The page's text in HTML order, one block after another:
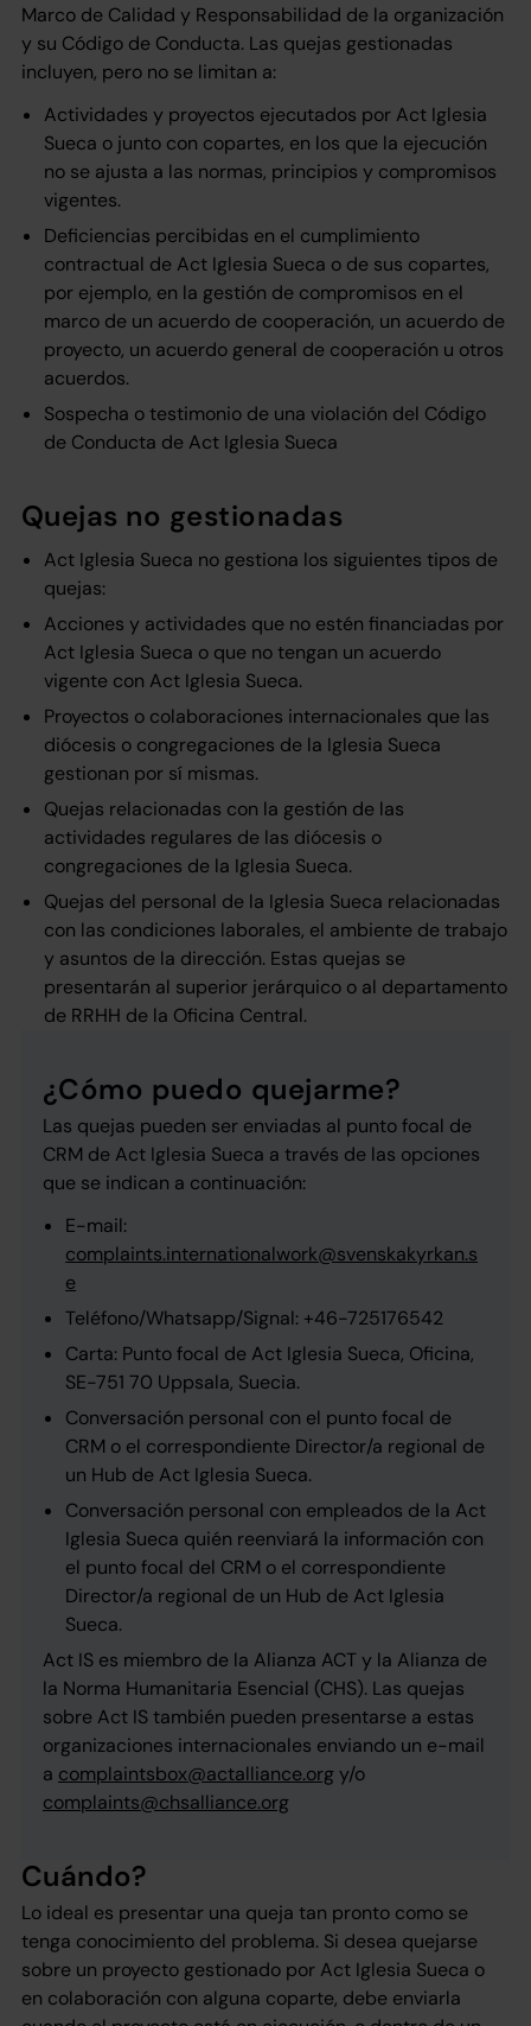
Marco de Calidad y Responsabilidad de la organización
y su Código de Conducta. Las quejas gestionadas
incluyen, pero no se limitan a:
Actividades y proyectos ejecutados por Act Iglesia
Sueca o junto con copartes, en los que la ejecución
no se ajusta a las normas, principios y compromisos
vigentes.
Deficiencias percibidas en el cumplimiento
contractual de Act Iglesia Sueca o de sus copartes,
por ejemplo, en la gestión de compromisos en el
marco de un acuerdo de cooperación, un acuerdo de
proyecto, un acuerdo general de cooperación u otros
acuerdos.
Sospecha o testimonio de una violación del Código
de Conducta de Act Iglesia Sueca
Quejas no gestionadas
Act Iglesia Sueca no gestiona los siguientes tipos de
quejas:
Acciones y actividades que no estén financiadas por
Act Iglesia Sueca o que no tengan un acuerdo
vigente con Act Iglesia Sueca.
Proyectos o colaboraciones internacionales que las
diócesis o congregaciones de la Iglesia Sueca
gestionan por sí mismas.
Quejas relacionadas con la gestión de las
actividades regulares de las diócesis o
congregaciones de la Iglesia Sueca.
Quejas del personal de la Iglesia Sueca relacionadas
con las condiciones laborales, el ambiente de trabajo
y asuntos de la dirección. Estas quejas se
presentarán al superior jerárquico o al departamento
de RRHH de la Oficina Central.
¿Cómo puedo quejarme?
Las quejas pueden ser enviadas al punto focal de
CRM de Act Iglesia Sueca a través de las opciones
que se indican a continuación:
E-mail:
complaints.internationalwork@svenskakyrkan.s
e
Teléfono/Whatsapp/Signal: +46-725176542
Carta: Punto focal de Act Iglesia Sueca, Oficina,
SE-751 70 Uppsala, Suecia.
Conversación personal con el punto focal de
CRM o el correspondiente Director/a regional de
un Hub de Act Iglesia Sueca.
Conversación personal con empleados de la Act
Iglesia Sueca quién reenviará la información con
el punto focal del CRM o el correspondiente
Director/a regional de un Hub de Act Iglesia
Sueca.
Act IS es miembro de la Alianza ACT y la Alianza de
la Norma Humanitaria Esencial (CHS). Las quejas
sobre Act IS también pueden presentarse a estas
organizaciones internacionales enviando un e-mail
a complaintsbox@actalliance.orgy/o
complaints@chsalliance.org
Cuándo?
Lo ideal es presentar una queja tan pronto como se
tenga conocimiento del problema. Si desea quejarse
sobre un proyecto gestionado por Act Iglesia Sueca o
en colaboración con alguna coparte, debe enviarla